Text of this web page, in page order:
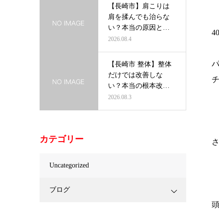
【長崎市】肩こりは
肩を揉んでも治らな
い？本当の原因と根
本改善の方法…
2026.08.4
【長崎市 整体】整体
だけでは改善しな
い？本当の根本改善
とは｜肩こり…
2026.08.3
カテゴリー
Uncategorized
ブログ